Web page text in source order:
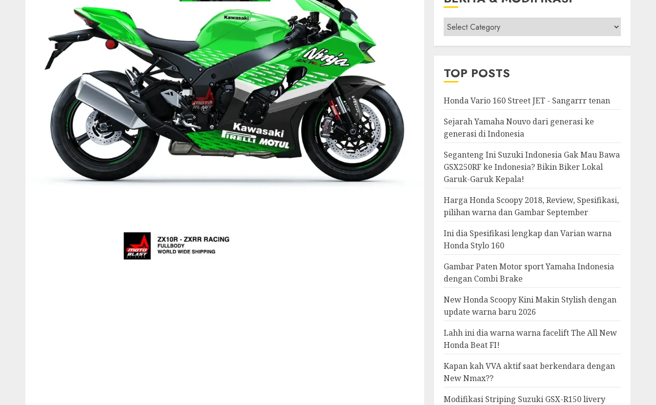
Berita
&
Modifikasi
TOP POSTS
Honda Vario 160 Street JET - Sangarrr tenan
Sejarah Yamaha Nouvo dari generasi ke
generasi di Indonesia
Seganteng Ini Suzuki Indonesia Gak Mau Bawa
GSX250RF ke Indonesia? Bikin Biker Lokal
Garuk-Garuk Kepala!
Harga Honda Scoopy 2018, Review, Spesifikasi,
pilihan warna dan Gambar September
Ini dia Spesifikasi lengkap dan Varian warna
Honda Stylo 160
Gambar Paten Motor sport Yamaha Indonesia
dengan Combi Brake
New Honda Scoopy Kini Makin Stylish dengan
update warna baru 2026
Lahh ini dia warna warna facelift The All New
Honda Beat FI!
Kapan kah VVA aktif saat berkendara dengan
New Nmax??
Modifikasi Striping Suzuki GSX-R150 livery